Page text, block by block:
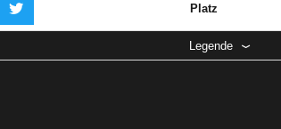
Platz
Legende